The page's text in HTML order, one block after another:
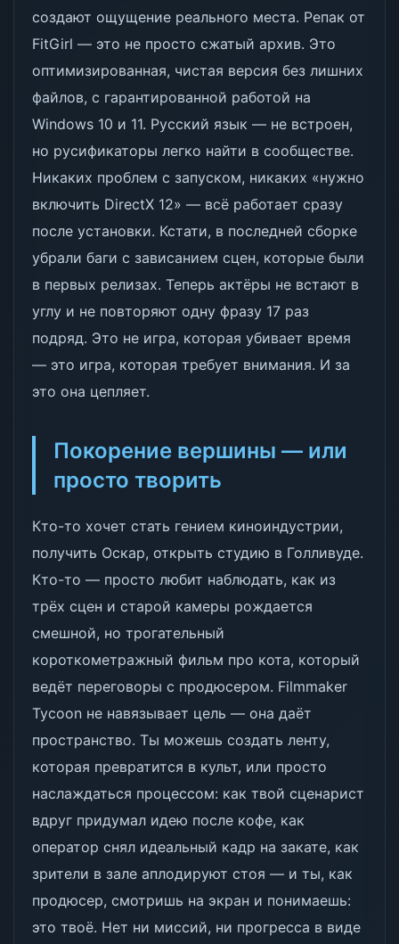
создают ощущение реального места. Репак от
FitGirl — это не просто сжатый архив. Это
оптимизированная, чистая версия без лишних
файлов, с гарантированной работой на
Windows 10 и 11. Русский язык — не встроен,
но русификаторы легко найти в сообществе.
Никаких проблем с запуском, никаких «нужно
включить DirectX 12» — всё работает сразу
после установки. Кстати, в последней сборке
убрали баги с зависанием сцен, которые были
в первых релизах. Теперь актёры не встают в
углу и не повторяют одну фразу 17 раз
подряд. Это не игра, которая убивает время
— это игра, которая требует внимания. И за
это она цепляет.
Покорение вершины — или
просто творить
Кто-то хочет стать гением киноиндустрии,
получить Оскар, открыть студию в Голливуде.
Кто-то — просто любит наблюдать, как из
трёх сцен и старой камеры рождается
смешной, но трогательный
короткометражный фильм про кота, который
ведёт переговоры с продюсером. Filmmaker
Tycoon не навязывает цель — она даёт
пространство. Ты можешь создать ленту,
которая превратится в культ, или просто
наслаждаться процессом: как твой сценарист
вдруг придумал идею после кофе, как
оператор снял идеальный кадр на закате, как
зрители в зале аплодируют стоя — и ты, как
продюсер, смотришь на экран и понимаешь:
это твоё. Нет ни миссий, ни прогресса в виде